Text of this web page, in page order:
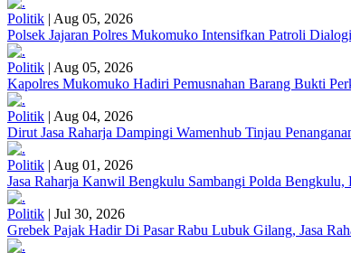
Politik | Aug 05, 2026
Polsek Jajaran Polres Mukomuko Intensifkan Patroli
Politik | Aug 05, 2026
Kapolres Mukomuko Hadiri Pemusnahan Barang Bukti
Politik | Aug 04, 2026
Dirut Jasa Raharja Dampingi Wamenhub Tinjau
Politik | Aug 01, 2026
Jasa Raharja Kanwil Bengkulu Sambangi Polda Bengkulu,
Politik | Jul 30, 2026
Grebek Pajak Hadir Di Pasar Rabu Lubuk Gilang, Jasa